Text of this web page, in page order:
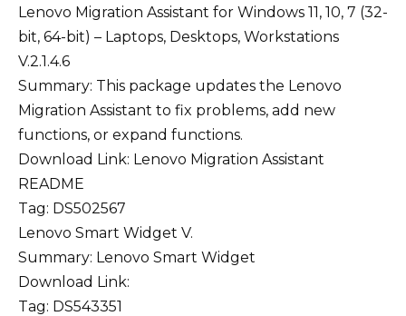
Lenovo Migration Assistant for Windows 11, 10, 7 (32-
bit, 64-bit) – Laptops, Desktops, Workstations
V.2.1.4.6
Summary: This package updates the Lenovo
Migration Assistant to fix problems, add new
functions, or expand functions.
Download Link: Lenovo Migration Assistant
README
Tag: DS502567
Lenovo Smart Widget V.
Summary: Lenovo Smart Widget
Download Link:
Tag: DS543351